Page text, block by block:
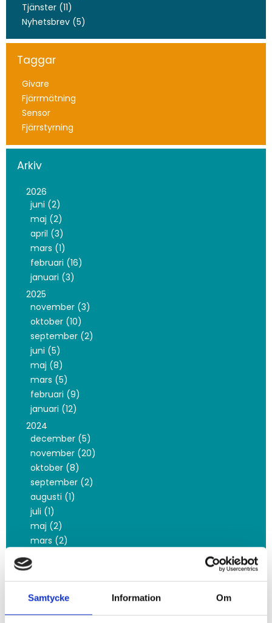
Samtycke Information Om
Tjänster (11)
Nyhetsbrev (5)
Taggar
Givare
Fjärrmätning
Sensor
Fjärrstyrning
Arkiv
2026
juni (2)
maj (2)
april (3)
mars (1)
februari (16)
januari (3)
2025
november (3)
oktober (10)
september (2)
juni (5)
maj (8)
mars (5)
februari (9)
januari (12)
2024
december (5)
november (20)
oktober (8)
september (2)
augusti (1)
juli (1)
maj (2)
mars (2)
januari (4)
november (2)
oktober (42)